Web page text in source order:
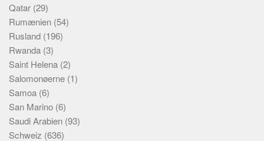
Qatar (29)
Rumænien (54)
Rusland (196)
Rwanda (3)
Saint Helena (2)
Salomonøerne (1)
Samoa (6)
San Marino (6)
Saudi Arabien (93)
Schweiz (636)